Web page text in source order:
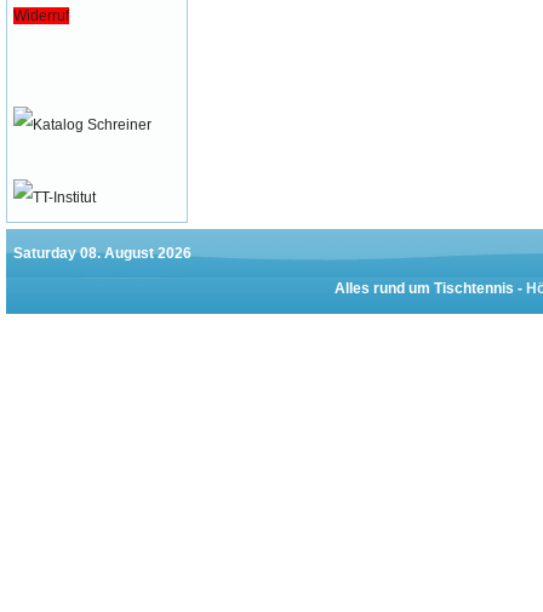
Widerruf
Saturday 08. August 2026
Alles rund um Tischtennis -